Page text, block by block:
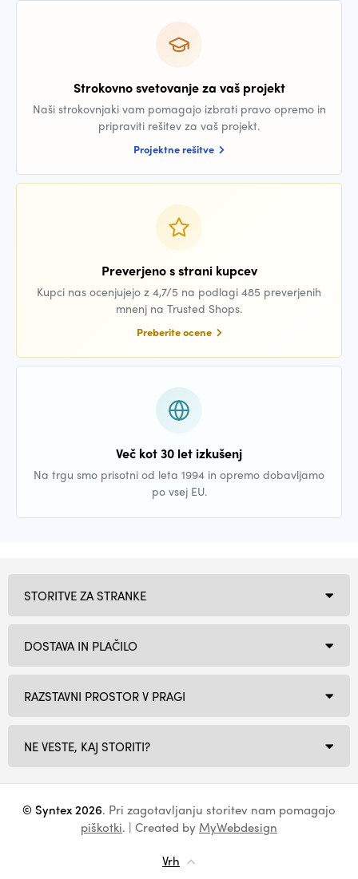
Strokovno svetovanje za vaš projekt
Naši strokovnjaki vam pomagajo izbrati pravo opremo in
pripraviti rešitev za vaš projekt.
Projektne rešitve
Preverjeno s strani kupcev
Kupci nas ocenjujejo z 4,7/5 na podlagi 485 preverjenih
mnenj na Trusted Shops.
Preberite ocene
Več kot 30 let izkušenj
Na trgu smo prisotni od leta 1994 in opremo dobavljamo
po vsej EU.
RAZSTAVNI PROSTOR V PRAGI
NE VESTE, KAJ STORITI?
STORITVE ZA STRANKE
DOSTAVA IN PLAČILO
© Syntex 2026. Pri zagotavljanju storitev nam pomagajo
piškotki. | Created by MyWebdesign
Vrh